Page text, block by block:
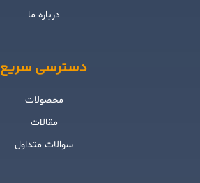
درباره ما
دسترسی سریع
محصولات
مقالات
سوالات متداول